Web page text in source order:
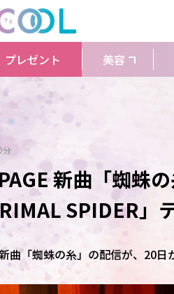
プレゼント 美容
分
新曲「蜘蛛
SPIDER」
曲「蜘蛛の糸」の配信が、20日